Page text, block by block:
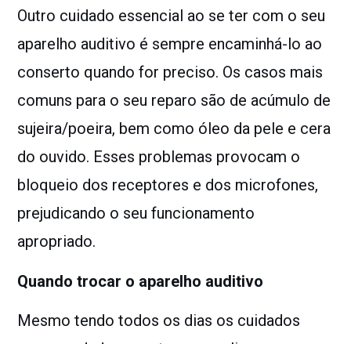
Outro cuidado essencial ao se ter com o seu
aparelho auditivo é sempre encaminhá-lo ao
conserto quando for preciso. Os casos mais
comuns para o seu reparo são de acúmulo de
sujeira/poeira, bem como óleo da pele e cera
do ouvido. Esses problemas provocam o
bloqueio dos receptores e dos microfones,
prejudicando o seu funcionamento
apropriado.
Quando trocar o aparelho auditivo
Mesmo tendo todos os dias os cuidados